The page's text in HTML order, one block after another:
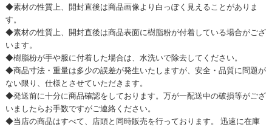
◆素材の性質上、開封直後は商品画像より白っぽく見えることがありま
す。
◆素材の性質上、開封直後は商品表面に樹脂粉が付着している場合がござ
います。
◆樹脂枌が手や服に付着した場合は、水洗いで除去してください。
◆商品寸法・重量は多少の誤差が発生いたしますが、安全・品質に問題が
ない限り、仕様とさせていただきます。
◆発送前に十分に商品確認をしております。万が一配送中の破損等がござ
いましたらお手数ですがご連絡ください。
◆当店の商品はすべて、店頭と同時販売を行っております。 迅速に在庫